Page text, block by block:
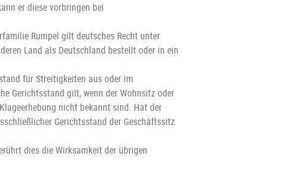
er diese vorbringen bei
Rumpel gilt deutsches Recht unter
Land als Deutschland bestellt oder in ein
für Streitigkeiten aus oder im
Gerichtsstand gilt, wenn der Wohnsitz oder
nicht bekannt sind. Hat der
Gerichtsstand der Geschäftssitz
dies die Wirksamkeit der übrigen